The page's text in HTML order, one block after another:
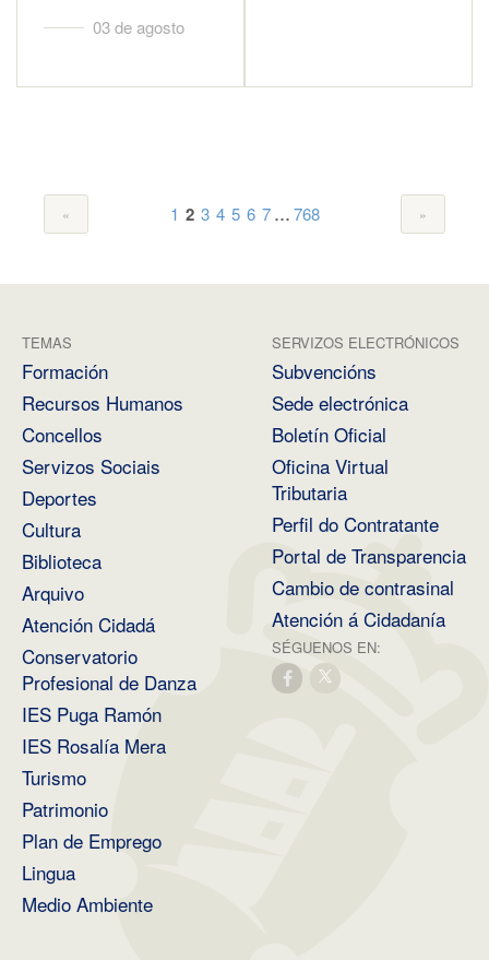
03 de agosto
1 2 3 4 5 6 7 ...768
TEMAS
Formación
Recursos Humanos
Concellos
Servizos Sociais
Deportes
Cultura
Biblioteca
Arquivo
Atención Cidadá
Conservatorio
Profesional de Danza
IES Puga Ramón
IES Rosalía Mera
Turismo
Patrimonio
Plan de Emprego
Lingua
Medio Ambiente
SERVIZOS ELECTRÓNICOS
Subvencións
Sede electrónica
Boletín Oficial
Oficina Virtual
Tributaria
Perfil do Contratante
Portal de Transparencia
Cambio de contrasinal
Atención á Cidadanía
SÉGUENOS EN: